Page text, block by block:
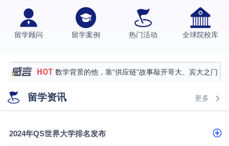
留学顾问 留学案例 热门活动 全球院校库
伯明翰大学数字媒体与创意产业硕士录取案例
西南财经大学投资学背景，成功斩获英国名校多份
硕士录取
数学背景的他，靠“供应链”故事敲开哥大、宾大之门
专科逆袭伦敦大学学院UCL录取案例解析
香港浸会大学伦理与公共事务硕士录取
留学资讯 更多
2024年QS世界大学排名发布